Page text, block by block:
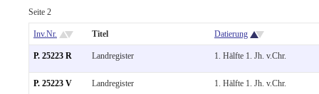
springen
Seite 2
Inv.Nr. Titel Datierung
P. 25223 R Landregister 1. Hälfte 1. Jh. v.Chr.
P. 25223 V Landregister 1. Hälfte 1. Jh. v.Chr.